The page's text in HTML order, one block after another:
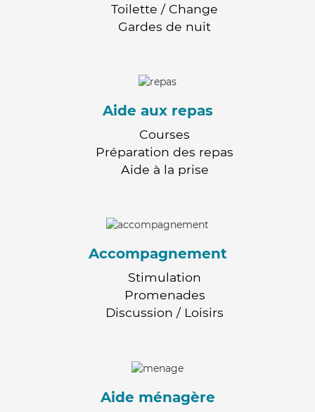
Toilette / Change
Gardes de nuit
Aide aux repas
Courses
Préparation des repas
Aide à la prise
Accompagnement
Stimulation
Promenades
Discussion / Loisirs
Aide ménagère